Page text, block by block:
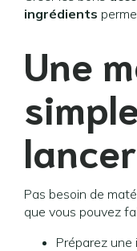
ingrédients
Une
lancer
Pas besoin de
que vous pouvez
Préparez